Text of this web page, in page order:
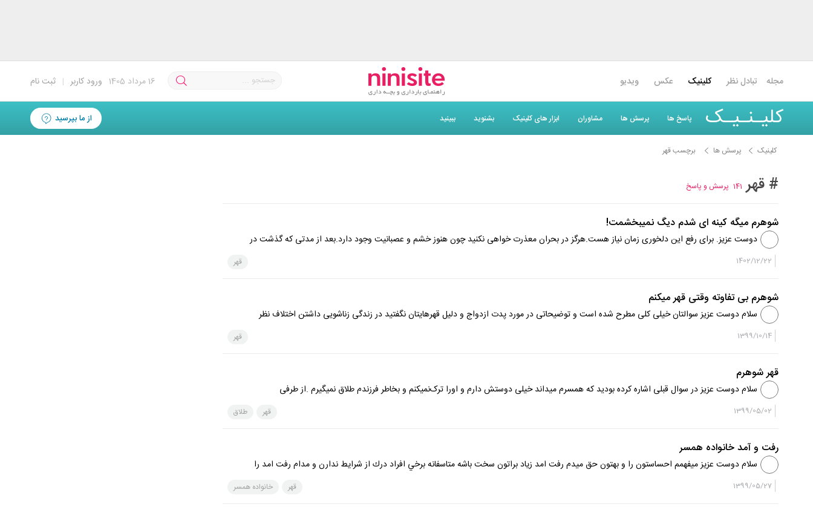
ثبت نام | ورود کاربر 16مرداد 1405 مجله تبادل نظر کلینیک عکس ویدیو
کلیـنـیـک پاسخ ها پرسش ها مشاوران ابزار های کلینیک بشنوید ببینید از ما بپرسید
کلینیک پرسش ها برچسب قهر
# قهر 141 پرسش و پاسخ
شوهرم میگه کینه ای شدم دیگ نمیبخشمت!
دوست عزیز. برای رفع این دلخوری زمان نیاز هست.هرگز در بحران معذرت خواهی نکنید چون هنوز خشم و عصبانیت وجود دارد.بعد از مدتی که گذشت در
کنارش قرار بگیرید و تمام خواسته ها و مشکلات را ...
1402/12/22 قهر
شوهرم بی تفاوته وقتی قهر میکنم
سلام دوست عزیز سوالتان خیلی کلی مطرح شده است و توضیحاتی در مورد پدت ازدواج و دلیل قهرهایتان نگفتید در زندگی زناشویی داشتن اختلاف نظر
طبیعی است و همسران گاهی از هم دلخور میشوند ولی ...
1399/10/14 قهر
قهر شوهرم
سلام دوست عزیز در سوال قبلی اشاره کرده بودید که همسرم میداند خیلی دوستش دارم و اورا ترک‌نمیکنم و بخاطر فرزندم طلاق نمیگیرم .از طرفی
والدینتان هم بخاطر فرزندتان موافق جداییتان نیستن...
1399/05/02 طلاق قهر
رفت و آمد خانواده همسر
سلام دوست عزيز ميفهمم احساستون را و بهتون حق ميدم رفت امد زياد براتون سخت باشه متاسفانه برخي افراد درك از شرايط ندارن و مدام رفت امد را
به علاقه مند بودن ربط ميدن شما بايد براي خ...
1399/05/27 خانواده همسر قهر